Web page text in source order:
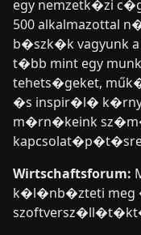
egy nemzetk�zi
500 alkalmazottal
b�szk�k vagyunk a
t�bb mint egy
tehets�geket,
�s inspir�l�
m�rn�keink
Wirtschaftsforum:
k�l�nb�zteti meg